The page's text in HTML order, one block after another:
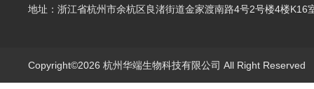
地址：浙江省杭州市余杭区良渚街道金家渡南路4号2号楼4楼K16
Copyright©2026 杭州华端生物科技有限公司 All Right